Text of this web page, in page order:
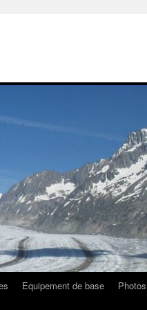
Equipement de base Photos